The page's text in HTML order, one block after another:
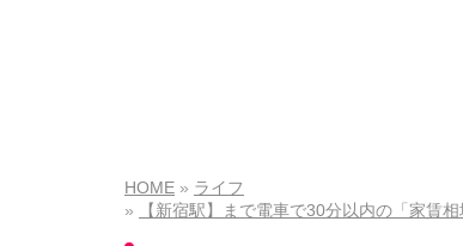
HOME
ライフ
【新宿駅】まで電車で30分以内の「家